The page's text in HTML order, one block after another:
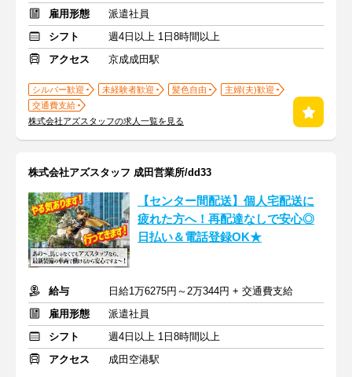
雇用形態
派遣社員
シフト
週4日以上 1日8時間以上
アクセス
京成成田駅
シルバー歓迎 未経験者歓迎 髪色自由
主婦(夫)歓迎
交通費支給
株式会社アズスタッフの求人一覧を見る
株式会社アズスタッフ 成田営業所/dd33
【センター間配送】個人宅配送に
疲れた方へ！再配達なしで安心◎
日払い＆電話登録OK★
給与
日給1万6275円～2万344円 + 交通費支給
雇用形態
派遣社員
シフト
週4日以上 1日8時間以上
アクセス
成田空港駅